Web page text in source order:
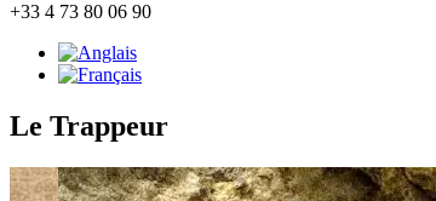
+33 4 73 80 06 90
Le Trappeur